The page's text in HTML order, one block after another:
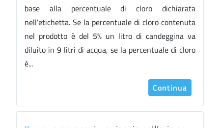
base alla percentuale di cloro dichiarata
nell’etichetta. Se la percentuale di cloro contenuta
nel prodotto è del 5% un litro di candeggina va
diluito in 9 litri di acqua, se la percentuale di cloro
è...
Continua